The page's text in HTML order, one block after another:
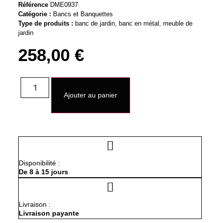
Référence DME0937
Catégorie : Bancs et Banquettes
Type de produits : banc de jardin banc en métal ,meuble de
jardin
258,00€
quantité
Banc
Deux
Ajouter au panier
Disponibilité :
De 8 à 15 jours
Livraison :
Livraison payante